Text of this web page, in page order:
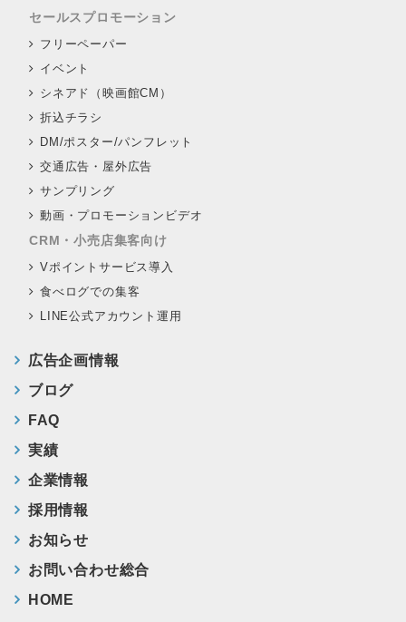
セールスプロモーション
フリーペーパー
イベント
シネアド（映画館CM）
折込チラシ
DM/ポスター/パンフレット
交通広告・屋外広告
サンプリング
動画・プロモーションビデオ
CRM・小売店集客向け
Vポイントサービス導入
食べログでの集客
LINE公式アカウント運用
広告企画情報
ブログ
FAQ
実績
企業情報
採用情報
お知らせ
お問い合わせ総合
HOME